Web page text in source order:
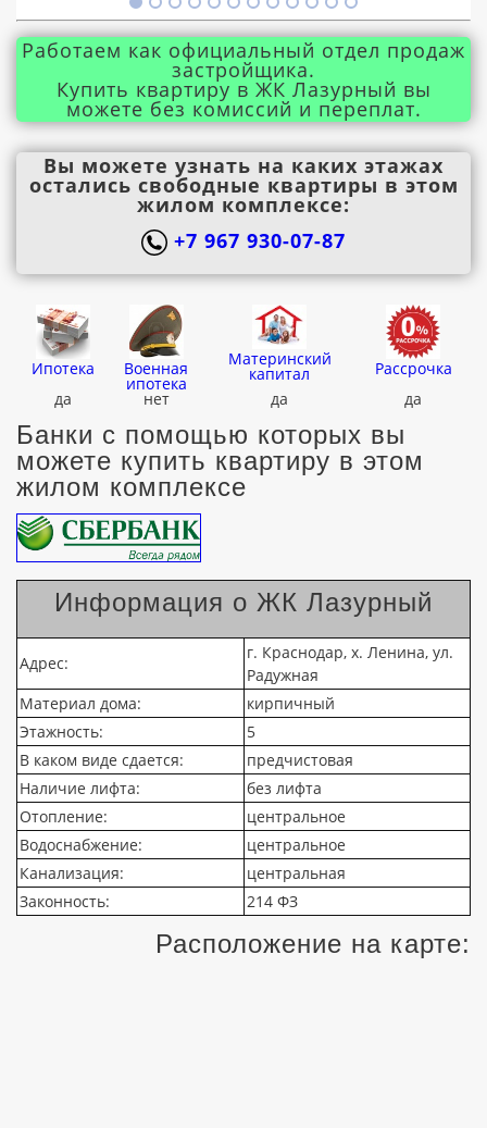
Работаем как официальный отдел продаж
застройщика.
Купить квартиру в ЖК Лазурный вы
можете без комиссий и переплат.
Вы можете узнать на каких этажах
остались свободные квартиры в этом
жилом комплексе:
+7 967 930-07-87
Ипотека Военная
ипотека
Материнский
капитал
Рассрочка
да
нет да да
Банки с помощью которых вы
можете купить квартиру в этом
жилом комплексе
Информация о ЖК Лазурный
Адрес:
г. Краснодар, х. Ленина, ул.
Радужная
Материал дома:
кирпичный
Этажность:
5
В каком виде сдается:
предчистовая
Наличие лифта:
без лифта
Отопление:
центральное
Водоснабжение:
центральное
Канализация:
центральная
Законность:
214 ФЗ
Расположение на карте: